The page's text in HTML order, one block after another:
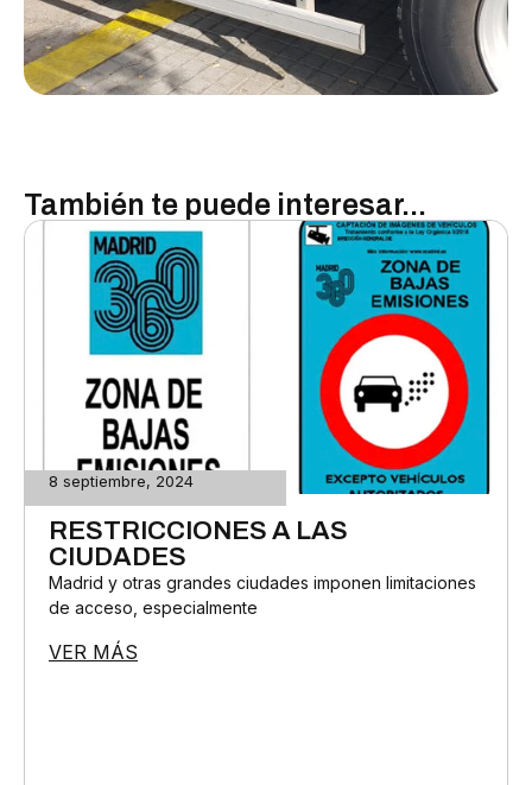
También te puede interesar...
8 septiembre, 2024
RESTRICCIONES A LAS
CIUDADES
Madrid y otras grandes ciudades imponen limitaciones
de acceso, especialmente
VER MÁS